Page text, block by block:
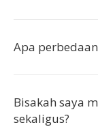
Apa
Bisakah saya
sekaligus?